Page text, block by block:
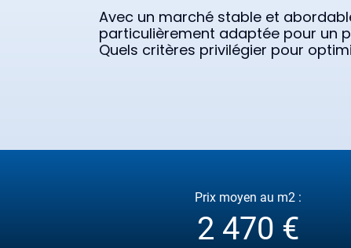
Avec un marché stable et
particulièrement adaptée pour un
Quels critères privilégier pour
Prix moyen au m2 :
2 470 €